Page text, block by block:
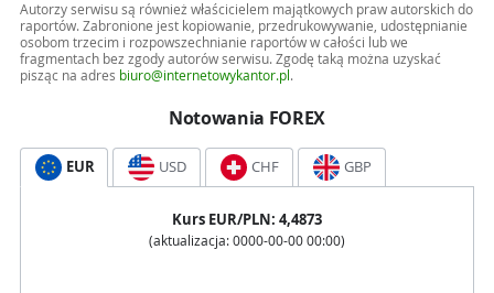
Autorzy serwisu są również właścicielem majątkowych praw autorskich do
raportów. Zabronione jest kopiowanie, przedrukowywanie, udostępnianie
osobom trzecim i rozpowszechnianie raportów w całości lub we
fragmentach bez zgody autorów serwisu. Zgodę taką można uzyskać
pisząc na adres biuro@internetowykantor.pl .
Notowania FOREX
EUR USD CHF GBP
Kurs EUR/PLN: 4,4873
(aktualizacja: 0000-00-00 00:00)